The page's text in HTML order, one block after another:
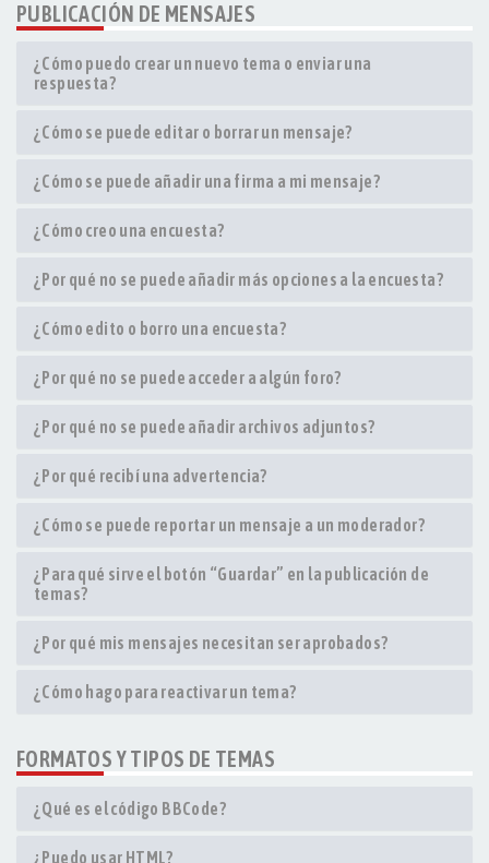
PUBLICACIÓN DE MENSAJES
¿Cómo puedo crear un nuevo tema o enviar una
respuesta?
¿Cómo se puede editar o borrar un mensaje?
¿Cómo se puede añadir una firma a mi mensaje?
¿Cómo creo una encuesta?
¿Por qué no se puede añadir más opciones a la encuesta?
¿Cómo edito o borro una encuesta?
¿Por qué no se puede acceder a algún foro?
¿Por qué no se puede añadir archivos adjuntos?
¿Por qué recibí una advertencia?
¿Cómo se puede reportar un mensaje a un moderador?
¿Para qué sirve el botón “Guardar” en la publicación de
temas?
¿Por qué mis mensajes necesitan ser aprobados?
¿Cómo hago para reactivar un tema?
FORMATOS Y TIPOS DE TEMAS
¿Qué es el código BBCode?
¿Puedo usar HTML?